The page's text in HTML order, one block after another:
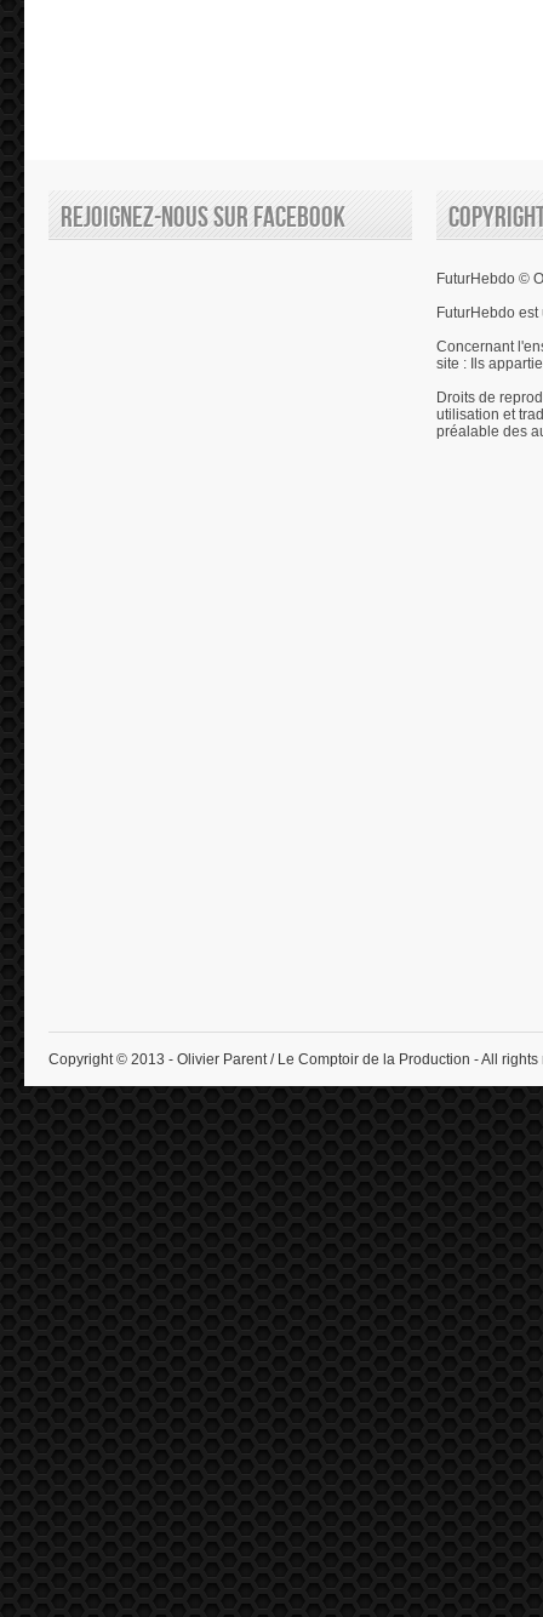
Rejoignez-nous sur Facebook
FuturHebdo ©
FuturHebdo
Concernant
site : Ils
Droits de
utilisation et
préalable des
Copyright © 2013 - Olivier Parent / Le Comptoir de la Production - All rights